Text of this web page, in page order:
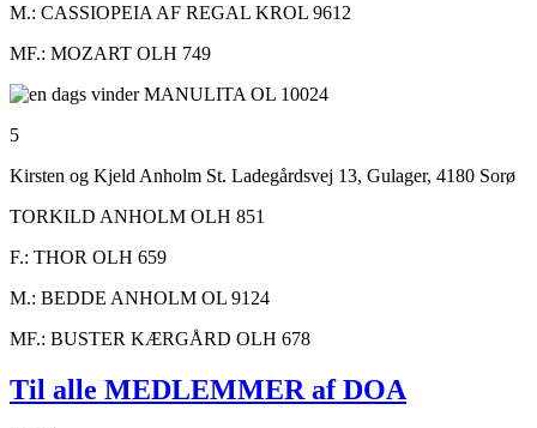
M.: CASSIOPEIA AF REGAL KROL 9612
MF.: MOZART OLH 749
5
Kirsten og Kjeld Anholm St. Ladegårdsvej 13, Gulager, 4180 Sorø
TORKILD ANHOLM OLH 851
F.: THOR OLH 659
M.: BEDDE ANHOLM OL 9124
MF.: BUSTER KÆRGÅRD OLH 678
Til alle MEDLEMMER af DOA